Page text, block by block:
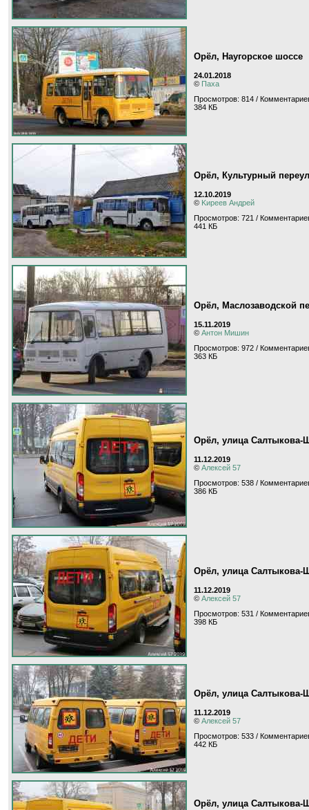
Орёл, Наугорское шоссе
24.01.2018
© Паха
Просмотров: 814 /
384 КБ
Орёл, Культурный
12.10.2019
© Kиpeeв Aндpeй
Просмотров: 721 /
441 КБ
Орёл, Маслозаводской
15.11.2019
© Антон Мишин
Просмотров: 972 /
363 КБ
Орёл, улица Салтыкова-
11.12.2019
© Алексей 57
Просмотров: 538 /
386 КБ
Орёл, улица Салтыкова-
11.12.2019
© Алексей 57
Просмотров: 531 /
398 КБ
Орёл, улица Салтыкова-
11.12.2019
© Алексей 57
Просмотров: 533 /
442 КБ
Орёл, улица Салтыкова-